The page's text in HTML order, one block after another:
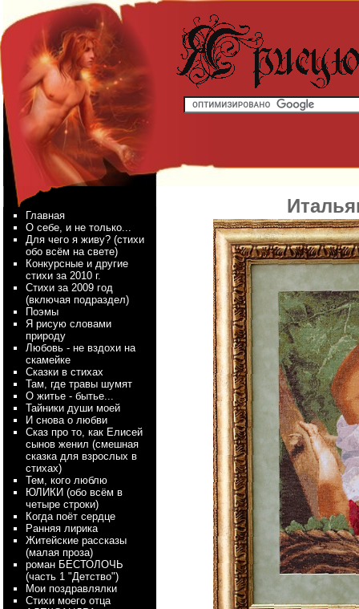
Главная
О себе, и не только...
Для чего я живу? (стихи
обо всём на свете)
Конкурсные и другие
стихи за 2010 г.
Стихи за 2009 год
(включая подраздел)
Поэмы
Я рисую словами
природу
Любовь - не вздохи на
скамейке
Сказки в стихах
Там, где травы шумят
О житье - бытье...
Тайники души моей
И снова о любви
Сказ про то, как Елисей
сынов женил (смешная
сказка для взрослых в
стихах)
Тем, кого люблю
ЮЛИКИ (обо всём в
четыре строки)
Когда поёт сердце
Ранняя лирика
Житейские рассказы
(малая проза)
роман БЕСТОЛОЧЬ
(часть 1 "Детство")
Мои поздравлялки
Стихи моего отца